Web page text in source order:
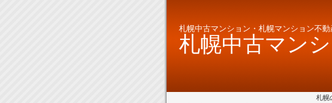
札幌中古マンション・札幌マンション不動
札幌中古マン
札幌